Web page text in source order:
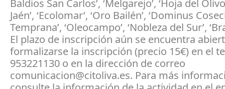
Baldios San Carlos’, ‘Melgarejo’, ‘Hoja del
Jaén’, ‘Ecolomar’, ‘Oro Bailén’, ‘Dominus
Temprana’, ‘Oleocampo’, ‘Nobleza del Sur’,
El plazo de inscripción aún se encuentra
formalizarse la inscripción (precio 15€) en el
953221130 o en la dirección de correo
comunicacion@citoliva.es. Para más